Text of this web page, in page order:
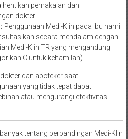
hentikan pemakaian dan
dokter.
Penggunaan Medi-Klin pada ibu hamil
secara mendalam dengan
Medi-Klin TR yang mengandung
C untuk kehamilan).
dan apoteker saat
yang tidak tepat dapat
atau mengurangi efektivitas
tentang perbandingan Medi-Klin